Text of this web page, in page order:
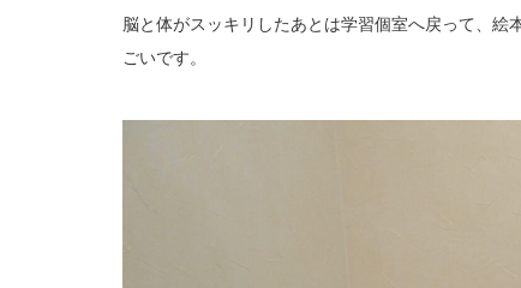
脳と体がスッキリしたあとは学習個室へ戻って、
ごいです。